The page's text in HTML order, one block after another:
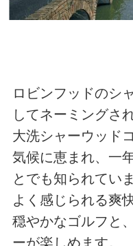
ロビンフッドのシ
してネーミングさ
大洗シャーウッド
気候に恵まれ、一
とでも知られてい
よく感じられる爽
穏やかなゴルフと
ーが楽しめます。